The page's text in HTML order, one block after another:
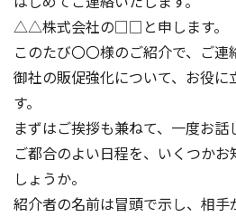
△△株式会社の□□と申します。
このたび〇〇様のご紹介で、ご連
御社の販促強化について、お役に
す。
まずはご挨拶も兼ねて、一度お話
ご都合のよい日程を、いくつか
しょうか。
紹介者の名前は冒頭で示し、相